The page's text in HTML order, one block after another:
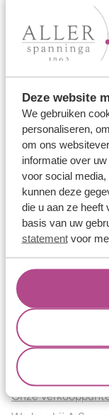
Deze website
We gebruiken
personaliseren,
om ons
informatie over
voor social
kunnen deze
die u aan ze heeft
basis van uw
statementvoor
Ons aanbod
Trouwringen
Memoireringen
Verlovingsringen
Over ons
Aller Spanninga
Historie
Certificaten
Blogs
Jouw voordelen
Conflictvrije
Oneindig veel
Kwaliteit
Juweliers &
Onze